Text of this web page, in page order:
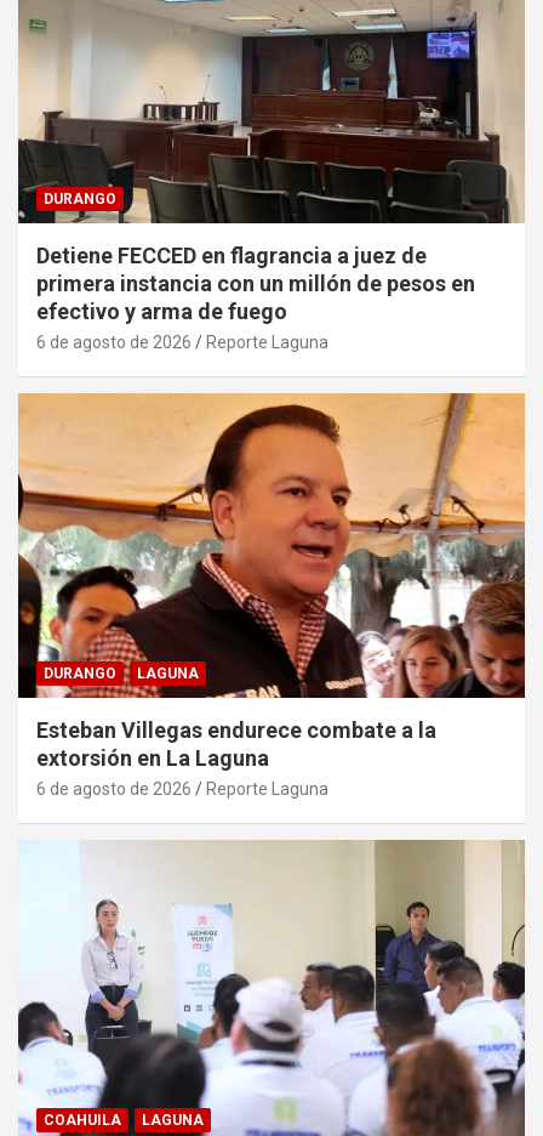
DURANGO
Detiene FECCED en flagrancia a juez de
primera instancia con un millón de pesos en
efectivo y arma de fuego
6 de agosto de 2026 Reporte Laguna
DURANGO LAGUNA
Esteban Villegas endurece combate a la
extorsión en La Laguna
6 de agosto de 2026 Reporte Laguna
COAHUILA LAGUNA